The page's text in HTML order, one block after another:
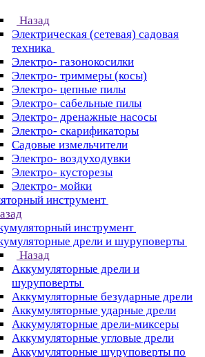
Назад
Электрическая (сетевая) садовая
техника
Электро- газонокосилки
Электро- триммеры (косы)
Электро- цепные пилы
Электро- сабельные пилы
Электро- дренажные насосы
Электро- скарификаторы
Садовые измельчители
Электро- воздуходувки
Электро- кусторезы
Электро- мойки
инструмент
инструмент
дрели и шуруповерты
Назад
Аккумуляторные дрели и
шуруповерты
Аккумуляторные безударные дрели
Аккумуляторные ударные дрели
Аккумуляторные дрели-миксеры
Аккумуляторные угловые дрели
Аккумуляторные шуруповерты по